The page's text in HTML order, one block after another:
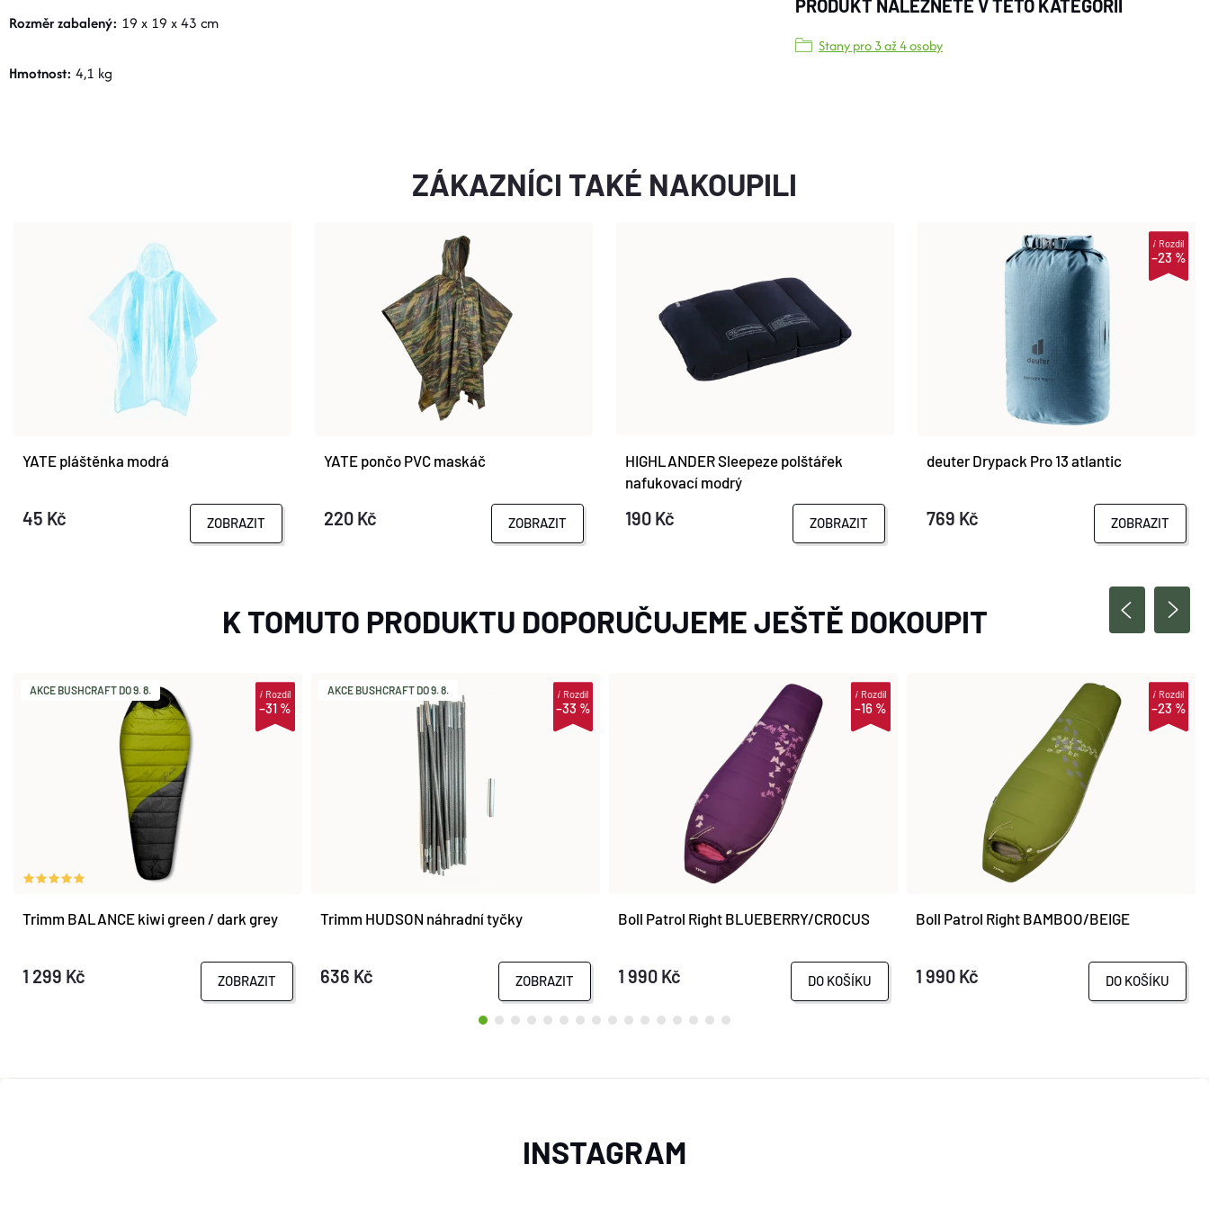
Rozměr zabalený: 19 x 19 x 43 cm
Hmotnost: 4,1 kg
PRODUKT NALEZNETE V TÉTO KATEGORII
Stany pro 3 až 4 osoby
ZÁKAZNÍCI TAKÉ NAKOUPILI
YATE pláštěnka modrá
45 Kč ZOBRAZIT
YATE pončo PVC maskáč
220 Kč ZOBRAZIT
HIGHLANDER Sleepeze polštářek
nafukovací modrý
190 Kč ZOBRAZIT
–23 %
iRozdíl
deuter Drypack Pro 13 atlantic
769 Kč ZOBRAZIT
K TOMUTO PRODUKTU DOPORUČUJEME JEŠTĚ DOKOUPIT
AKCE BUSHCRAFT DO 9. 8.
–31 %
iRozdíl
Trimm BALANCE kiwi green / dark grey
1 299 Kč ZOBRAZIT
AKCE BUSHCRAFT DO 9. 8.
–33 %
iRozdíl
Trimm HUDSON náhradní tyčky
636 Kč ZOBRAZIT
–16 %
iRozdíl
Boll Patrol Right BLUEBERRY/CROCUS
1 990 Kč DO KOŠÍKU
–23 %
iRozdíl
Boll Patrol Right BAMBOO/BEIGE
1 990 Kč DO KOŠÍKU
INSTAGRAM